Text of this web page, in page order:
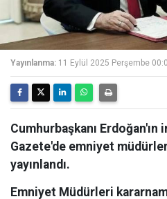
Yayınlanma: 11 Eylül 2025 Perşembe
Cumhurbaşkanı Erdoğan'ın
Gazete'de emniyet
yayınlandı.
Emniyet Müdürleri